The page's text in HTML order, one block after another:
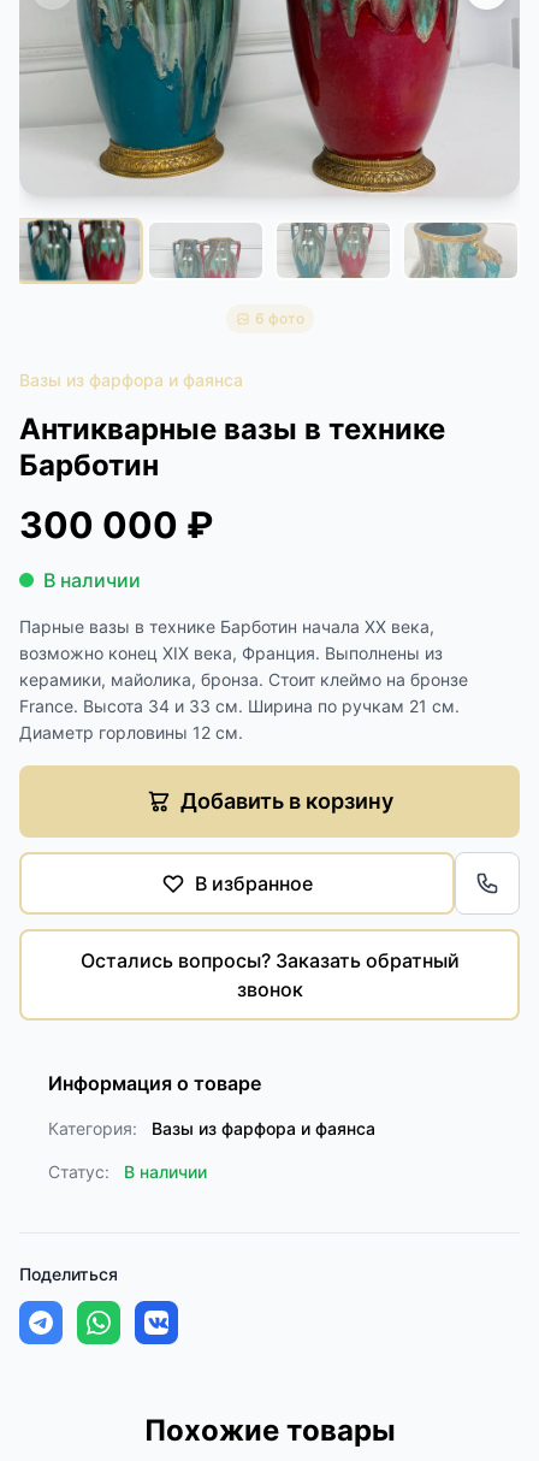
КОНТАКТЫ
ДОСТАВКА И ОПЛАТА
6 фото
Вазы из фарфора и фаянса
Антикварные вазы в технике
Барботин
300 000 ₽
В наличии
Парные вазы в технике Барботин начала XX века,
возможно конец XIX века, Франция. Выполнены из
керамики, майолика, бронза. Стоит клеймо на бронзе
France. Высота 34 и 33 см. Ширина по ручкам 21 см.
Диаметр горловины 12 см.
Добавить в корзину
В избранное
Остались вопросы? Заказать обратный
звонок
Информация о товаре
Категория: Вазы из фарфора и фаянса
Статус: В наличии
Поделиться
Похожие товары